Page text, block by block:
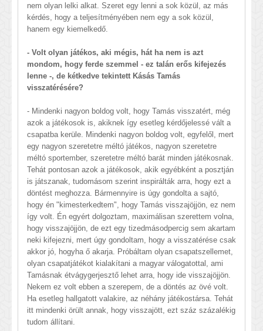
nem olyan lelki alkat. Szeret egy lenni a sok közül, az más
kérdés, hogy a teljesítményében nem egy a sok közül,
hanem egy kiemelkedő.
- Volt olyan játékos, aki mégis, hát ha nem is azt
mondom, hogy ferde szemmel - ez talán erős kifejezés
lenne -, de kétkedve tekintett Kásás Tamás
visszatérésére?
- Mindenki nagyon boldog volt, hogy Tamás visszatért, még
azok a játékosok is, akiknek így esetleg kérdőjelessé vált a
csapatba kerüle. Mindenki nagyon boldog volt, egyfelől, mert
egy nagyon szeretetre méltó játékos, nagyon szeretetre
méltó sportember, szeretetre méltó barát minden játékosnak.
Tehát pontosan azok a játékosok, akik egyébként a posztján
is játszanak, tudomásom szerint inspirálták arra, hogy ezt a
döntést meghozza. Bármennyire is úgy gondolta a sajtó,
hogy én "kimesterkedtem", hogy Tamás visszajöjjön, ez nem
így volt. Én egyért dolgoztam, maximálisan szerettem volna,
hogy visszajöjjön, de ezt egy tizedmásodpercig sem akartam
neki kifejezni, mert úgy gondoltam, hogy a visszatérése csak
akkor jó, hogyha ő akarja. Próbáltam olyan csapatszellemet,
olyan csapatjátékot kialakítani a magyar válogatottal, ami
Tamásnak étvágygerjesztő lehet arra, hogy ide visszajöjjön.
Nekem ez volt ebben a szerepem, de a döntés az övé volt.
Ha esetleg hallgatott valakire, az néhány játékostársa. Tehát
itt mindenki örült annak, hogy visszajött, ezt száz százalékig
tudom állítani.